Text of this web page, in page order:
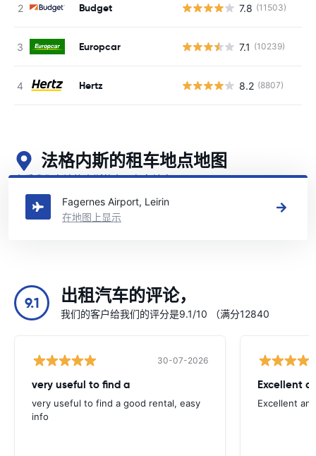
Budget 7.8 (11503)
Europcar 7.1 (10239)
Hertz 8.2 (8807)
法格内斯的租车地点地图
查看我们在法格内斯的主要租车地点
Fagernes Airport, Leirin
在地图上显示
9.1 出租汽车的评论，
我们的客户给我们的评分是9.1/10 （满分12840
30-07-2026
very useful to find a
very useful to find a good rental, easy
info
Excellent
Excellent